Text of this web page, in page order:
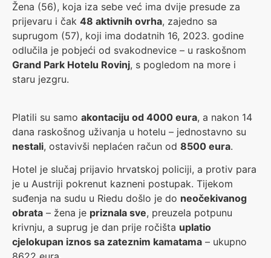
Žena (56), koja iza sebe već ima dvije presude za
prijevaru i čak 48 aktivnih ovrha, zajedno sa
suprugom (57), koji ima dodatnih 16, 2023. godine
odlučila je pobjeći od svakodnevice – u raskošnom
Grand Park Hotelu Rovinj, s pogledom na more i
staru jezgru.
Platili su samo akontaciju od 4000 eura, a nakon 14
dana raskošnog uživanja u hotelu – jednostavno su
nestali, ostavivši neplaćen račun od 8500 eura.
Hotel je slučaj prijavio hrvatskoj policiji, a protiv para
je u Austriji pokrenut kazneni postupak. Tijekom
suđenja na sudu u Riedu došlo je do neočekivanog
obrata – žena je priznala sve, preuzela potpunu
krivnju, a suprug je dan prije ročišta uplatio
cjelokupan iznos sa zateznim kamatama – ukupno